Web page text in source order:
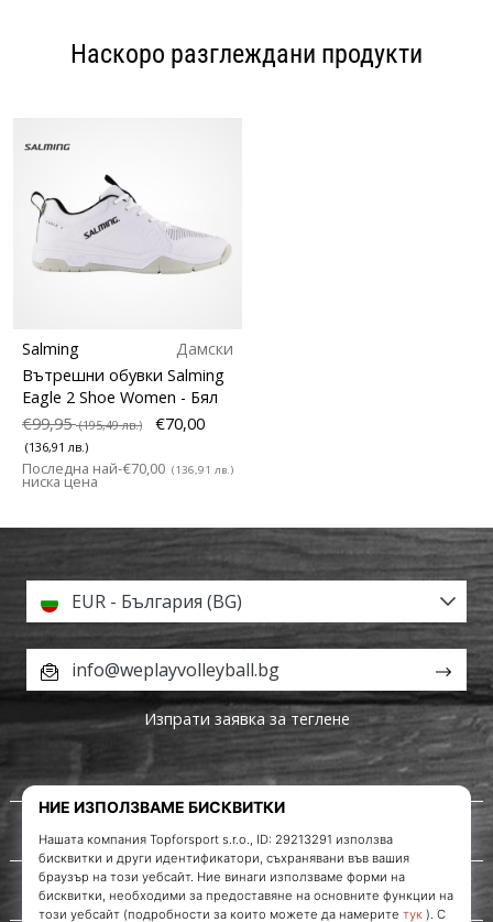
Наскоро разглеждани продукти
Salming
Дамски
Вътрешни обувки Salming
Eagle 2 Shoe Women - Бял
€99,95(195,49 лв.) €70,00
(136,91 лв.)
Последна най-
ниска цена
€70,00 (136,91 лв.)
За нас
Обслужване на клиенти
EUR - България (BG)
info@weplayvolleyball.bg
Изпрати заявка за теглене